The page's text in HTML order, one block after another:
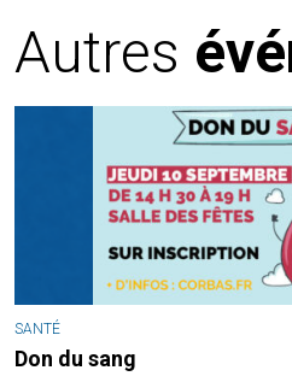
Autres
SANTÉ
Don du sang